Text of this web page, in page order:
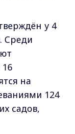
у 4
Среди
на
124
садов,